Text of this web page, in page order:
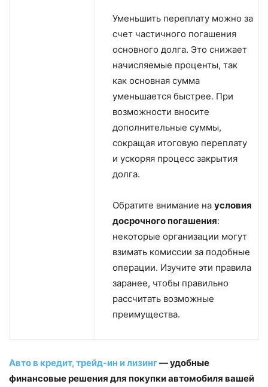
Уменьшить переплату можно за
счет частичного погашения
основного долга. Это снижает
начисляемые проценты, так
как основная сумма
уменьшается быстрее. При
возможности вносите
дополнительные суммы,
сокращая итоговую переплату
и ускоряя процесс закрытия
долга.
Обратите внимание на условия
досрочного погашения:
некоторые организации могут
взимать комиссии за подобные
операции. Изучите эти правила
заранее, чтобы правильно
рассчитать возможные
преимущества.
Авто в кредит, трейд-ин и лизинг— удобные
финансовые решения для покупки автомобиля вашей